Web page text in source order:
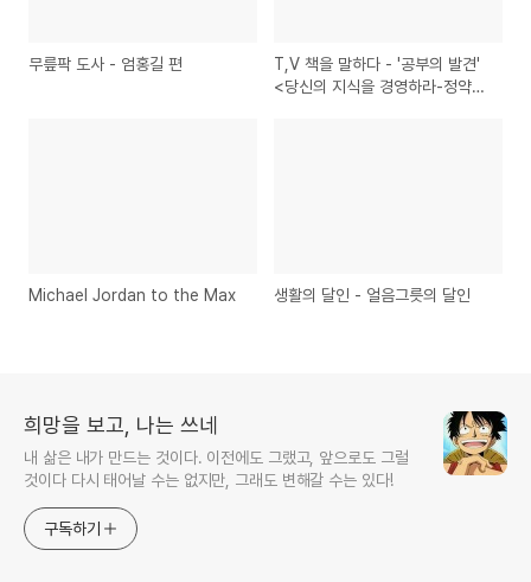
무릎팍 도사 - 엄홍길 편
T,V 책을 말하다 - '공부의 발견'
<당신의 지식을 경영하라-정약용
Michael Jordan to the Max 생활의 달인 - 얼음그릇의 달인
희망을 보고, 나는 쓰네
내 삶은 내가 만드는 것이다. 이전에도 그랬고, 앞으로도 그럴
것이다 다시 태어날 수는 없지만, 그래도 변해갈 수는 있다!
구독하기